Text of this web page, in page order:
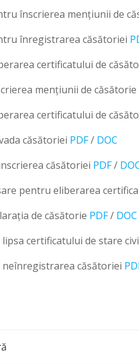
înscrierea mențiunii de
înregistrarea căsătoriei
certificatului de
mențiunii de
certificatului de
căsătoriei PDF/ DOC
căsătoriei PDF/
pentru eliberarea
de căsătorie PDF/ DOC
certificatului de stare
căsătoriei